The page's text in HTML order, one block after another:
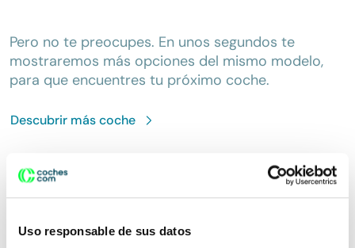
Uso responsable de sus datos
Pero no te preocupes. En unos segundos te
mostraremos más opciones del mismo modelo,
para que encuentres tu próximo coche.
Descubrir máscoche